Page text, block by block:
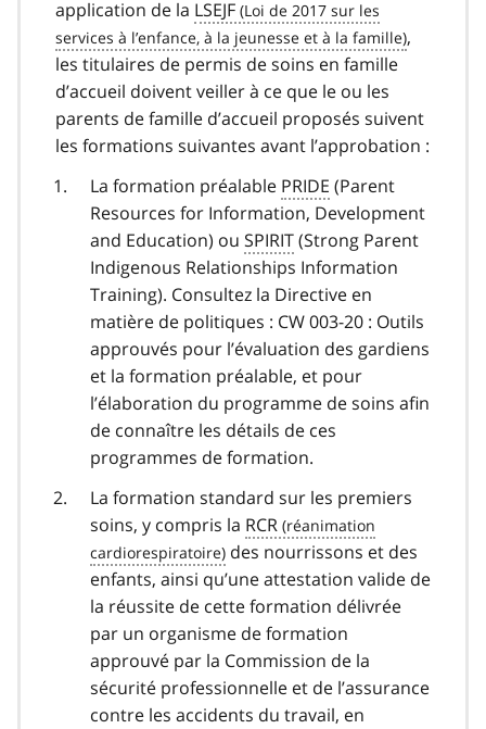
application de la LSEJF
,
les titulaires de permis de soins en famille
d’accueil doivent veiller à ce que le ou les
parents de famille d’accueil proposés suivent
les formations suivantes avant l’approbation :
La formation préalable PRIDE (Parent
Resources for Information, Development
and Education) ou SPIRIT(Strong Parent
Indigenous Relationships Information
Training). Consultez la Directive en
matière de politiques : CW 003-20 : Outils
approuvés pour l’évaluation des gardiens
et la formation préalable, et pour
l’élaboration du programme de soins afin
de connaître les détails de ces
programmes de formation.
La formation standard sur les premiers
soins, y compris la RCR
des nourrissons et des
enfants, ainsi qu’une attestation valide de
la réussite de cette formation délivrée
par un organisme de formation
approuvé par la Commission de la
sécurité professionnelle et de l’assurance
contre les accidents du travail, en